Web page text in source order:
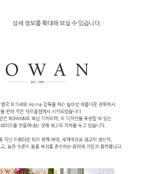
상세 정보를 확대해 보실 수 있습니다.